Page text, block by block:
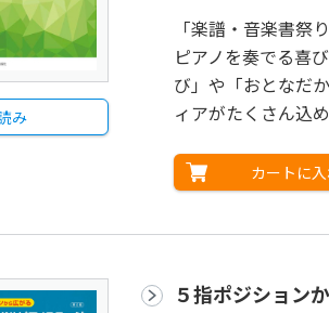
み
「楽譜・音楽書祭
ピアノを奏でる喜
び」や「おとなだ
ィアがたくさん込
カートに
５指ポジショ